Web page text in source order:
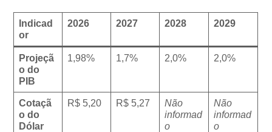
Indicad
or
2026 2027 2028 2029
Projeçã
o do
PIB
1,98% 1,7% 2,0% 2,0%
Cotaçã
o do
Dólar
R$ 5,20 R$ 5,27
Não
informad
o
Não
informad
o